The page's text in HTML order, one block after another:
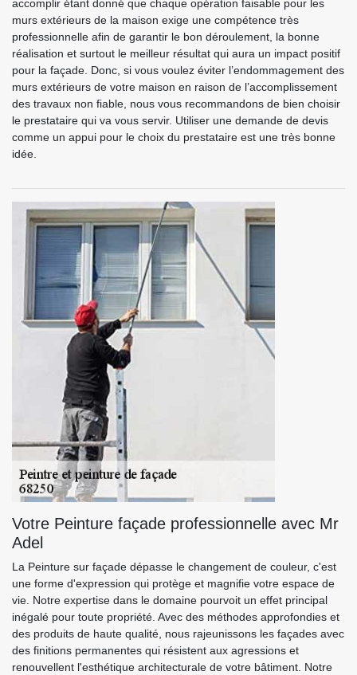
accomplir étant donné que chaque opération faisable pour les
murs extérieurs de la maison exige une compétence très
professionnelle afin de garantir le bon déroulement, la bonne
réalisation et surtout le meilleur résultat qui aura un impact positif
pour la façade. Donc, si vous voulez éviter l’endommagement des
murs extérieurs de votre maison en raison de l’accomplissement
des travaux non fiable, nous vous recommandons de bien choisir
le prestataire qui va vous servir. Utiliser une demande de devis
comme un appui pour le choix du prestataire est une très bonne
idée.
Votre Peinture façade professionnelle avec Mr
Adel
La Peinture sur façade dépasse le changement de couleur, c'est
une forme d'expression qui protège et magnifie votre espace de
vie. Notre expertise dans le domaine pourvoit un effet principal
inégalé pour toute propriété. Avec des méthodes approfondies et
des produits de haute qualité, nous rajeunissons les façades avec
des finitions permanentes qui résistent aux agressions et
renouvellent l'esthétique architecturale de votre bâtiment. Notre